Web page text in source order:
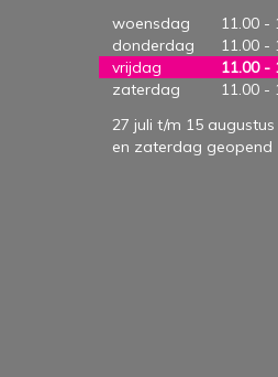
woensdag
11.00 -
donderdag
11.00 -
vrijdag
11.00 -
zaterdag
11.00 -
27 juli t/m 15
en zaterdag geopend